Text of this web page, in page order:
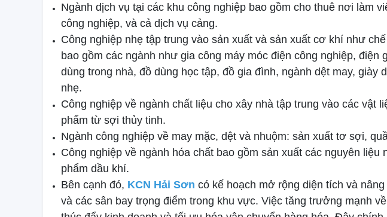
Ngành dịch vụ tại các khu công nghiệp bao gồm cho thuê nơi làm
công nghiệp, và cả dịch vụ cảng.
Công nghiệp nhẹ tập trung vào sản xuất và sản xuất cơ khí như
bao gồm các ngành như gia công máy móc điện công nghiệp,
dùng trong nhà, đồ dùng học tập, đồ gia đình, ngành dệt may,
nhẹ.
Công nghiệp về ngành chất liệu cho xây nhà tập trung vào các
phẩm từ sợi thủy tinh.
Ngành công nghiệp về may mặc, dệt và nhuộm: sản xuất tơ sợi,
Công nghiệp về ngành hóa chất bao gồm sản xuất các nguyên
phẩm dầu khí.
Bên cạnh đó, KCN Hải Sơn có kế hoạch mở rộng diện tích và
và các sân bay trọng điểm trong khu vực. Việc tăng trưởng mạnh